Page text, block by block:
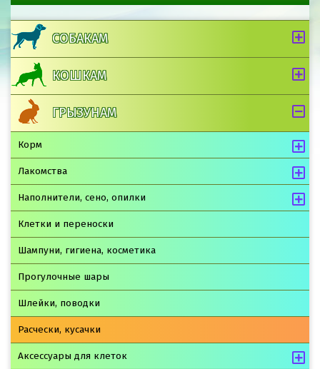
СОБАКАМ
КОШКАМ
ГРЫЗУНАМ
Корм
Лакомства
Наполнители, сено, опилки
Клетки и переноски
Шампуни, гигиена, косметика
Прогулочные шары
Шлейки, поводки
Расчески, кусачки
Аксессуары для клеток